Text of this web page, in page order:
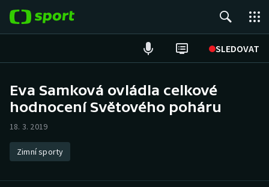
SLEDOVAT
Hokej
Atletika
Eva Samková ovládla celkové
hodnocení Světového poháru
18. 3. 2019
Zimní sporty